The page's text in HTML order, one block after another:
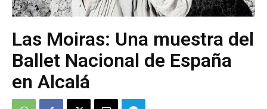
Las Moiras: Una muestra del
Ballet Nacional de España
en Alcalá